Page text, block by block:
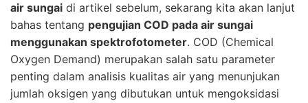
air sungai di artikel sebelum, sekarang kita akan lanjut
bahas tentang pengujian COD pada air sungai
menggunakan spektrofotometer. COD (Chemical
Oxygen Demand) merupakan salah satu parameter
penting dalam analisis kualitas air yang menunjukan
jumlah oksigen yang dibutukan untuk mengoksidasi